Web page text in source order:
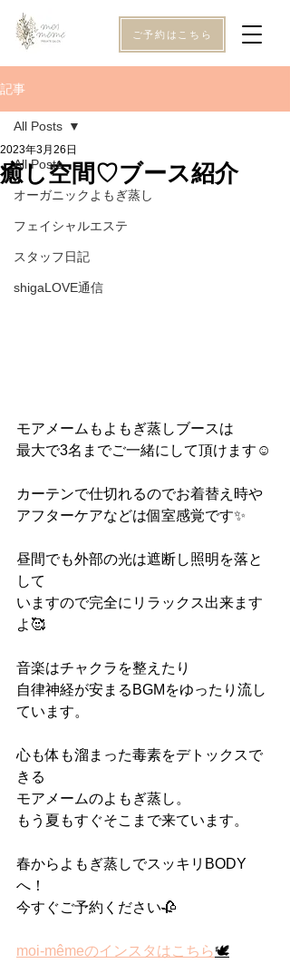
ご予約はこちら
記事
All Posts
オーガニックよもぎ蒸し
フェイシャルエステ
スタッフ日記
shigaLOVE通信
All Posts
癒し空間♡ブース紹介
2023年3月26日
モアメームもよもぎ蒸しブースは
最大で3名までご一緒にして頂けます☺︎
カーテンで仕切れるのでお着替え時や
アフターケアなどは個室感覚です✨
昼間でも外部の光は遮断し照明を落と
して
いますので完全にリラックス出来ます
よ🥰
音楽はチャクラを整えたり
自律神経が安まるBGMをゆったり流し
ています。
心も体も溜まった毒素をデトックスで
きる
モアメームのよもぎ蒸し。
もう夏もすぐそこまで来ています。
春からよもぎ蒸しでスッキリBODY
へ！
今すぐご予約ください🥀
moi-mêmeのインスタはこちら🕊